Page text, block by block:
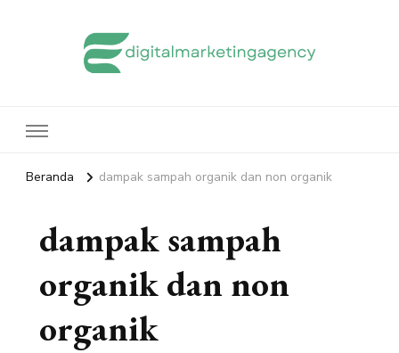
Beranda dampak sampah organik dan non organik
dampak sampah
organik dan non
organik